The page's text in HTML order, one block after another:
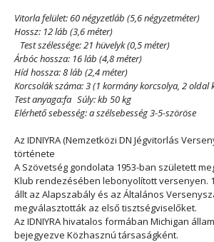
Vitorla felület: 60 négyzetláb (5,6 négyzetméter)
Hossz: 12 láb (3,6 méter)
Test szélessége: 21 hüvelyk (0,5 méter)
Árbóc hossza: 16 láb (4,8 méter)
Híd hossza: 8 láb (2,4 méter)
Korcsolák száma: 3 (1 kormány korcsolya, 2 oldal
Test anyaga:fa Súly: kb 50 kg
Elérhető sebesség: a szélsebesség 3-5-szöröse
Az IDNIYRA (Nemzetközi DN Jégvitorlás
története
A Szövetség gondolata 1953-ban született
Klub rendezésében lebonyolított versenyen.
állt az Alapszabály és az Általános
megválasztották az első tisztségviselőket.
Az IDNIYRA hivatalos formában Michigan
bejegyezve Közhasznú társaságként.